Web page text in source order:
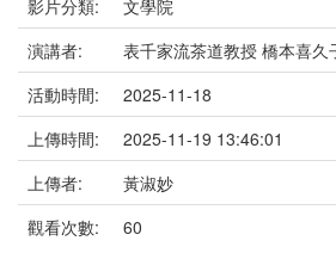
影片分類:
文學院
演講者:
表千家流茶道教授 橋本喜久
活動時間:
2025-11-18
上傳時間:
2025-11-19 13:46:01
上傳者:
黃淑妙
觀看次數:
60